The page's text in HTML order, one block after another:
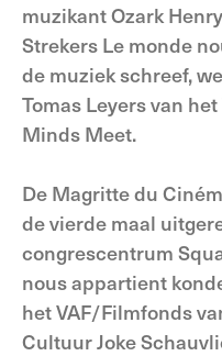
muzikant Ozark
Strekers Le monde
de muziek schreef,
Tomas Leyers van
Minds Meet.
De Magritte du
de vierde maal
congrescentrum
nous appartient
het VAF/Filmfonds
Cultuur Joke